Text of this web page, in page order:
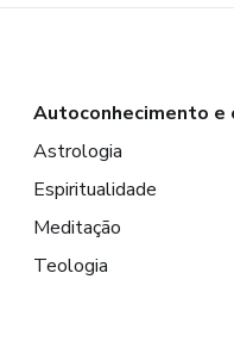
Autoconhecimento
Astrologia
Espiritualidade
Meditação
Teologia